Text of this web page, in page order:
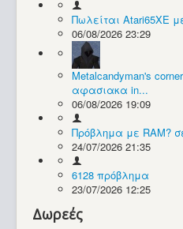
Πωλείται Atari65XE
06/08/2026 23:29
Metalcandyman's
αφασιακα in...
06/08/2026 19:09
Πρόβλημα με RAM?
24/07/2026 21:35
6128 πρόβλημα
23/07/2026 12:25
Δωρεές